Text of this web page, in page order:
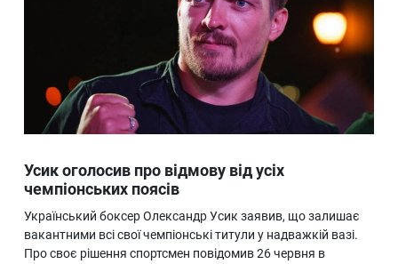
Усик оголосив про відмову від усіх
чемпіонських поясів
Український боксер Олександр Усик заявив, що залишає
вакантними всі свої чемпіонські титули у надважкій вазі.
Про своє рішення спортсмен повідомив 26 червня в